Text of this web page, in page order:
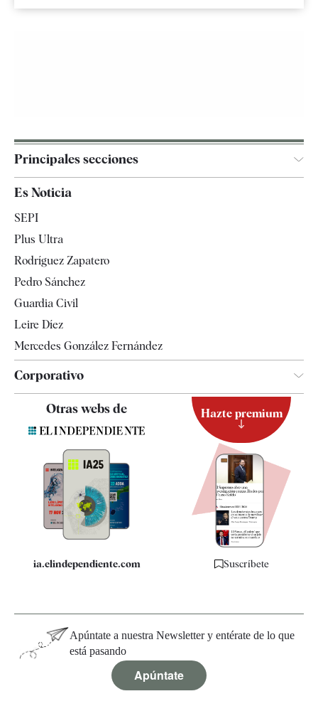
Principales secciones
España
Televisión
Es Noticia
SEPI
Plus Ultra
Rodríguez Zapatero
Pedro Sánchez
Guardia Civil
Leire Díez
Mercedes González Fernández
Corporativo
Contacto
Quiénes somos
Especificaciones
Otras webs de
ia.elindependiente.com
Hazte premium
Suscríbete
Apúntate a nuestra Newsletter y entérate de lo que
está pasando
Apúntate